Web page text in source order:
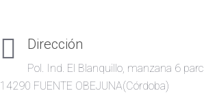
Dirección
Pol. Ind. El Blanquillo, manzana 6
14290 FUENTE OBEJUNA(Córdoba)